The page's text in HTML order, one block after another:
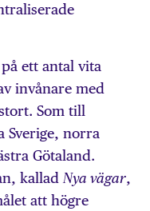
ett antal vita
invånare med
Som till
Sverige, norra
Götaland.
kallad Nya vägar,
att högre